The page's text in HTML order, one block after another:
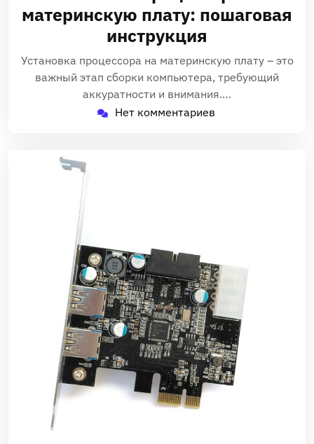
материнскую плату: пошаговая
инструкция
Установка процессора на материнскую плату – это
важный этап сборки компьютера, требующий
аккуратности и внимания.…
Нет комментариев